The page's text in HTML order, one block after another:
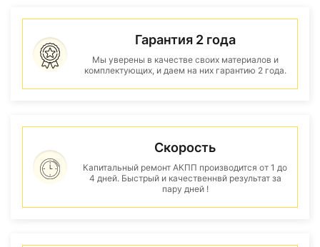
Гарантия 2 года
Мы уверены в качестве своих материалов и
комплектующих, и даем на них гарантию 2 года.
Скорость
Капитальный ремонт АКПП производится от 1 до
4 дней. Быстрый и качественнвй результат за
пару дней !